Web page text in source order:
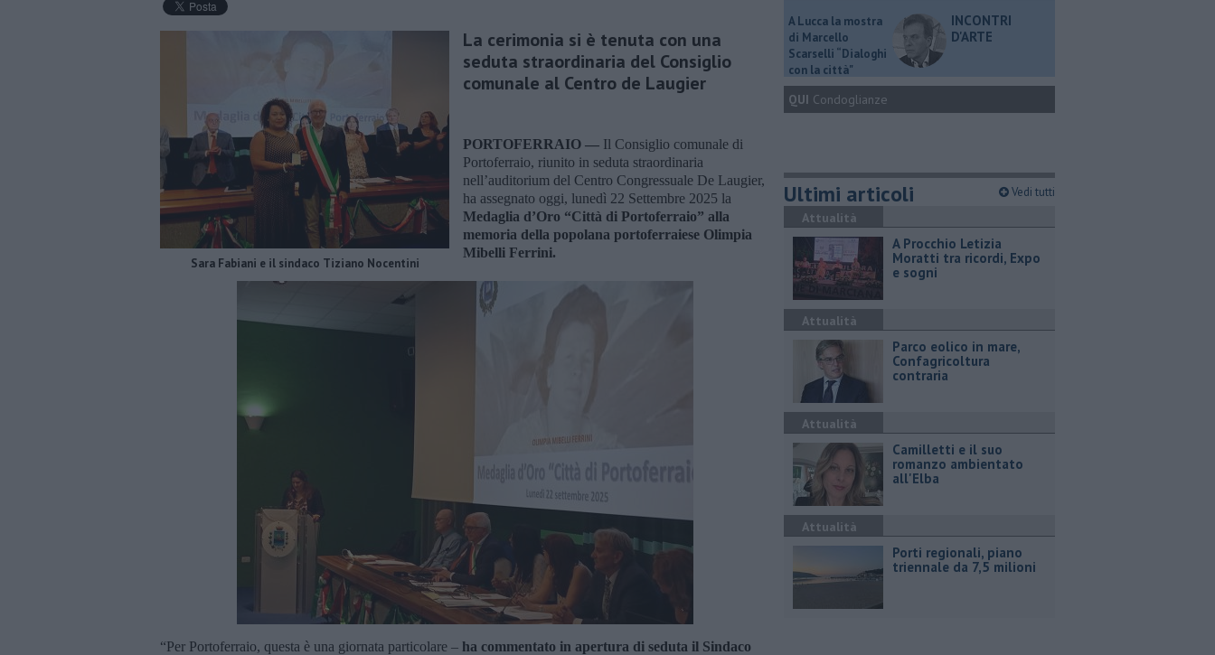
Sara Fabiani e il sindaco Tiziano Nocentini
La cerimonia si è tenuta con una
seduta straordinaria del Consiglio
comunale al Centro de Laugier
PORTOFERRAIO — Il Consiglio comunale di
Portoferraio, riunito in seduta straordinaria
nell’auditorium del Centro Congressuale De Laugier,
ha assegnato oggi, lunedì 22 Settembre 2025 la
Medaglia d’Oro “Città di Portoferraio” alla
memoria della popolana portoferraiese Olimpia
Mibelli Ferrini.
“Per Portoferraio, questa è una giornata particolare – ha commentato in apertura di seduta il Sindaco
A Lucca la mostra
di Marcello
Scarselli “Dialoghi
con la città"
INCONTRI
D'ARTE
QUI Condoglianze
Ultimi articoli Vedi tutti
Attualità
A Procchio Letizia
Moratti tra ricordi, Expo
e sogni
Attualità
Parco eolico in mare,
Confagricoltura
contraria
Attualità
Camilletti e il suo
romanzo ambientato
all'Elba
Attualità
Porti regionali, piano
triennale da 7,5 milioni